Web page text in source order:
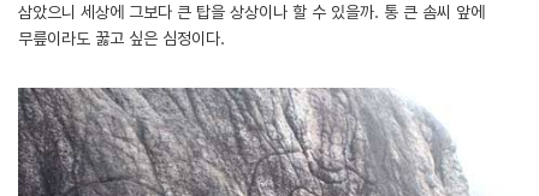
삼았으니 세상에 그보다 큰 탑을 상상이나 할 수 있을까. 통 큰 솜씨 앞에
무릎이라도 꿇고 싶은 심정이다.